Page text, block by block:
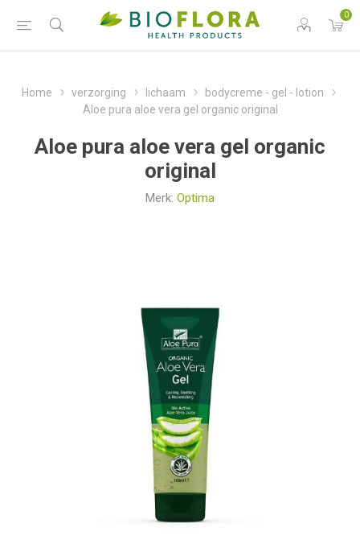
0
Home verzorging lichaam
bodycreme - gel - lotion
Aloe pura aloe vera gel organic original
Aloe pura aloe vera gel organic
original
Merk: Optima